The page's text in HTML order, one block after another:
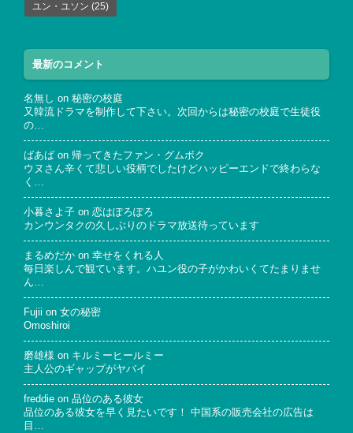
ユン・ユソン (25)
最新のコメント
名無し on 秘密の校庭
又韓流ドラマを制作して下さい。次回からは秘密の校庭で生徒役
の…
ばあば on 帰ってきたファン・グムボク
ウヌさん辛くて悲しい役柄でしたけどハッピーエンドで終わらな
く…
小暮さよ子 on 恋はぽろぽろ
カンウンタクの久しぶりのドラマ放送待っています
まるめだか on 幸せをくれる人
毎日楽しんで観ています。ハユン役の子がかわいくてたまりませ
ん…
Fujii on 女の秘密
Omoshiroi
磨雄様 on キルミーヒールミー
主人公のギャップがヤバイ
freddie on 品位のある彼女
品位のある彼女を早く見たいです！ 中国系の販売会社の広告は
目…